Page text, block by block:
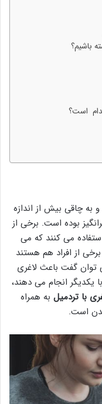
باشیم؟
است؟
به چاقی بیش از اندازه
بوده است. برخی از
می کنند که می
از افراد هم هستند
توان گفت باعث لاغری
یکدیگر انجام می دهند،
با تردمیل به همراه
است.